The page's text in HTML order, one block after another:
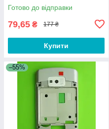
Готово до відправки
79,65 ₴ 177 ₴
Купити
–55%